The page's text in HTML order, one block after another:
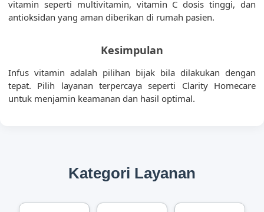
vitamin seperti multivitamin, vitamin C dosis tinggi, dan
antioksidan yang aman diberikan di rumah pasien.
Kesimpulan
Infus vitamin adalah pilihan bijak bila dilakukan dengan
tepat. Pilih layanan terpercaya seperti Clarity Homecare
untuk menjamin keamanan dan hasil optimal.
Kategori Layanan